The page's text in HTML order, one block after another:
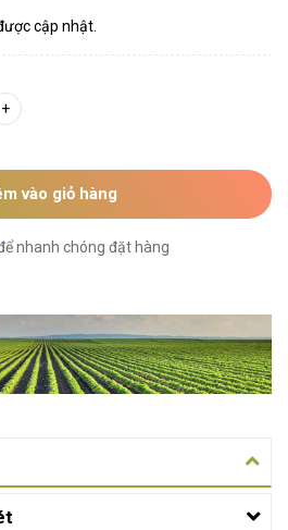
cập nhật.
+
vào giỏ hàng
nhanh chóng đặt hàng